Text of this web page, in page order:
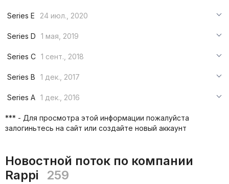
***
Series E
24 июл., 2020
***
Series D
1 мая, 2019
***
Series C 1 сент., 2018
***
Series B
1 дек., 2017
***
Series A 1 дек., 2016
*** - Для просмотра этой информации пожалуйста
залогиньтесь на сайт или создайте новый аккаунт
Новостной поток по компании
Rappi
259